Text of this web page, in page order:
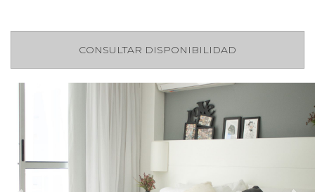
CONSULTAR DISPONIBILIDAD